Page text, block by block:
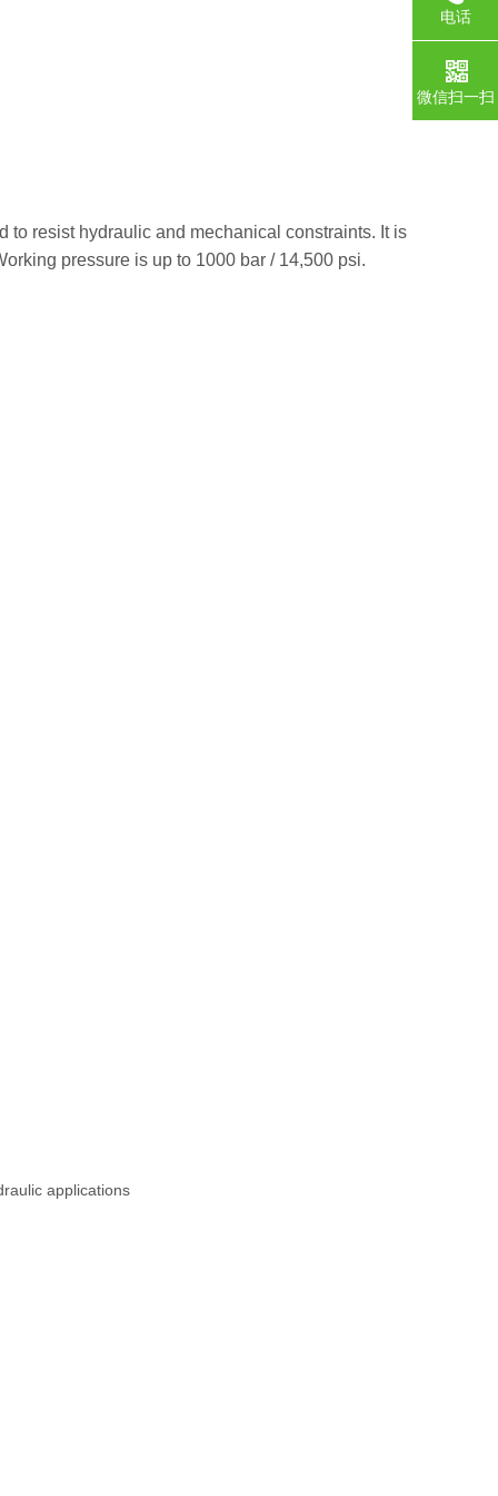
resist hydraulic and mechanical constraints. It is
pressure is up to 1000 bar / 14,500 psi.
applications
电话
微信扫一扫